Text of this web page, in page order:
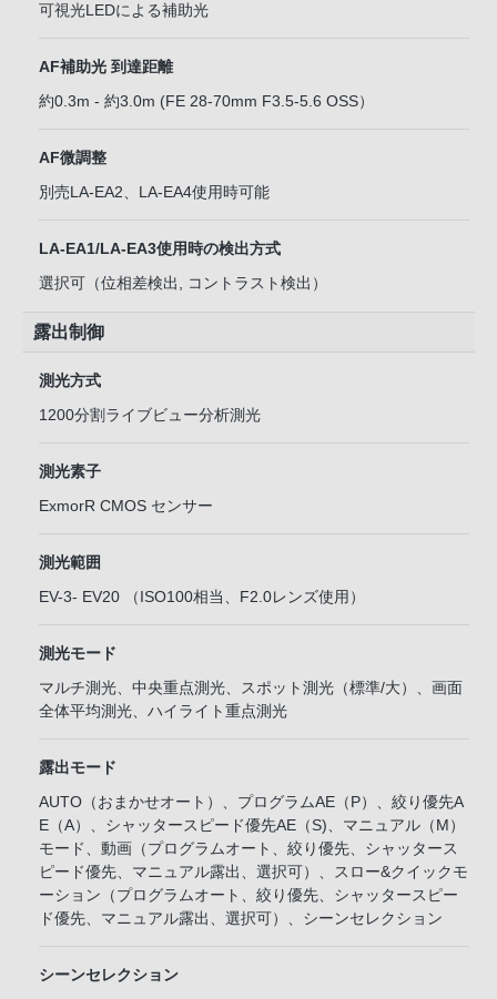
可視光LEDによる補助光
AF補助光 到達距離
約0.3m - 約3.0m (FE 28-70mm F3.5-5.6 OSS）
AF微調整
別売LA-EA2、LA-EA4使用時可能
LA-EA1/LA-EA3使用時の検出方式
選択可（位相差検出, コントラスト検出）
露出制御
測光方式
1200分割ライブビュー分析測光
測光素子
ExmorR CMOS センサー
測光範囲
EV-3- EV20 （ISO100相当、F2.0レンズ使用）
測光モード
マルチ測光、中央重点測光、スポット測光（標準/大）、画面
全体平均測光、ハイライト重点測光
露出モード
AUTO（おまかせオート）、プログラムAE（P）、絞り優先A
E（A）、シャッタースピード優先AE（S)、マニュアル（M）
モード、動画（プログラムオート、絞り優先、シャッタース
ピード優先、マニュアル露出、選択可）、スロー&クイックモ
ーション（プログラムオート、絞り優先、シャッタースピー
ド優先、マニュアル露出、選択可）、シーンセレクション
シーンセレクション